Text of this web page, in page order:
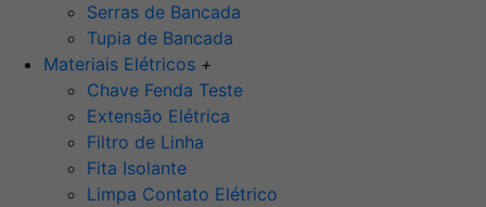
Serras de Bancada
Tupia de Bancada
Materiais Elétricos +
Chave Fenda Teste
Extensão Elétrica
Filtro de Linha
Fita Isolante
Limpa Contato Elétrico